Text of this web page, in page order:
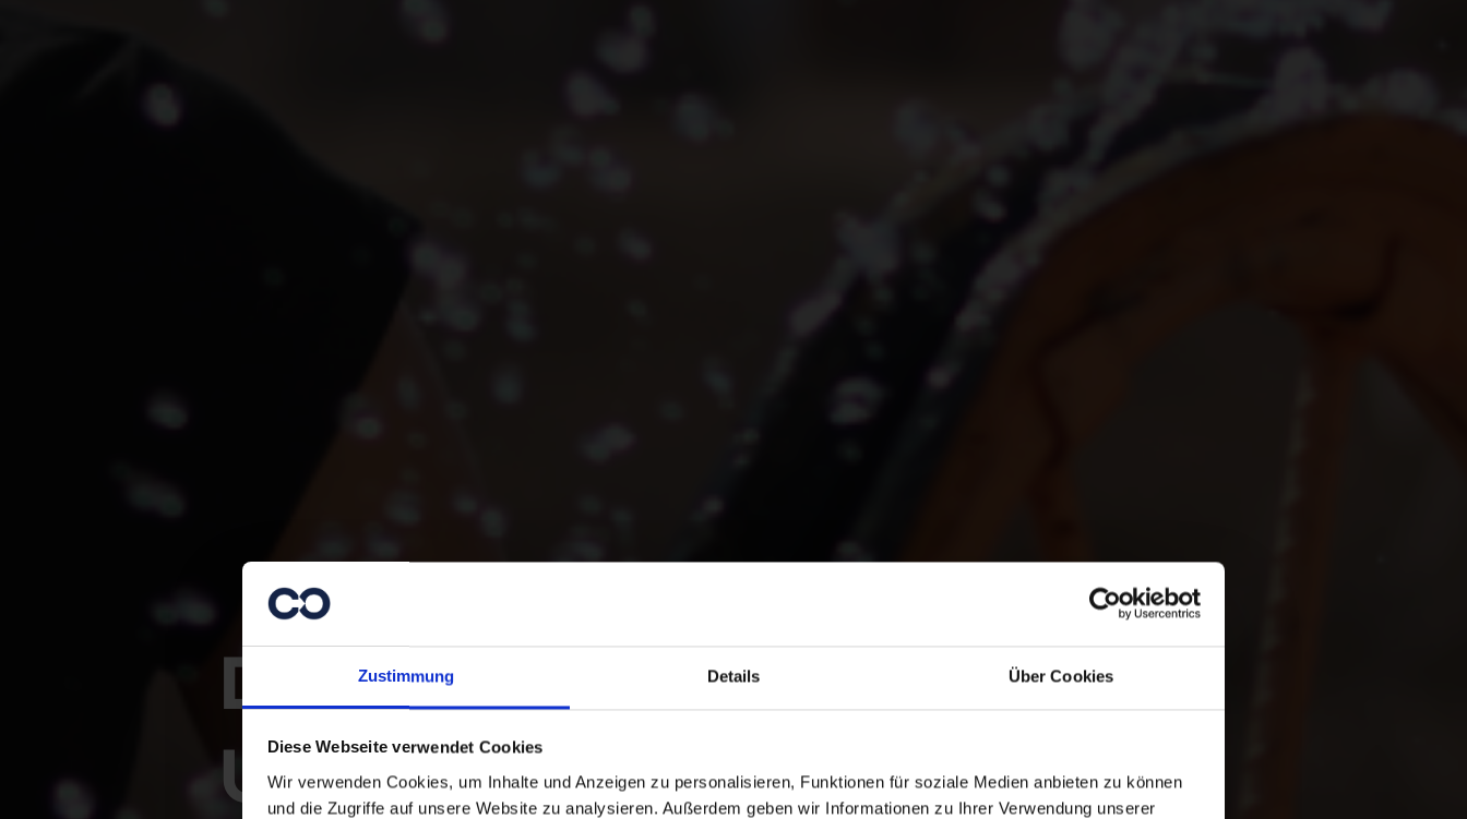
Zustimmung Details Über Cookies
Diese Webseite verwendet Cookies
Wir verwenden Cookies, um Inhalte und Anzeigen zu personalisieren, Funktionen für soziale Medien anbieten zu können
und die Zugriffe auf unsere Website zu analysieren. Außerdem geben wir Informationen zu Ihrer Verwendung unserer
Danke für Ihre
Unterstützung.